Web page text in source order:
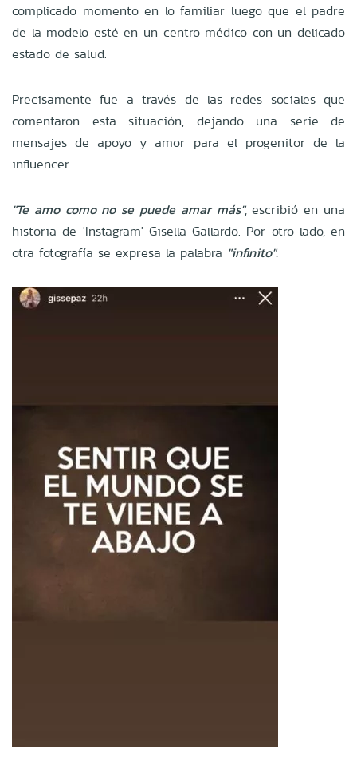
complicado momento en lo familiar luego que el padre
de la modelo esté en un centro médico con un delicado
estado de salud.
Precisamente fue a través de las redes sociales que
comentaron esta situación, dejando una serie de
mensajes de apoyo y amor para el progenitor de la
influencer.
"Te amo como no se puede amar más", escribió en una
historia de 'Instagram' Gisella Gallardo. Por otro lado, en
otra fotografía se expresa la palabra "infinito".